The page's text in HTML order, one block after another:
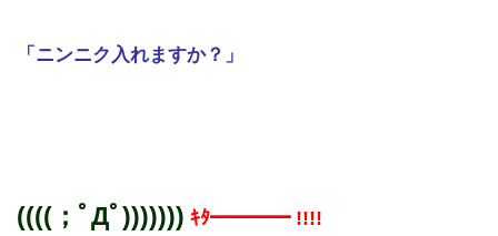
「ニンニク入れますか？」
((((；ﾟДﾟ))))))) ｷﾀ━━━━ !!!!